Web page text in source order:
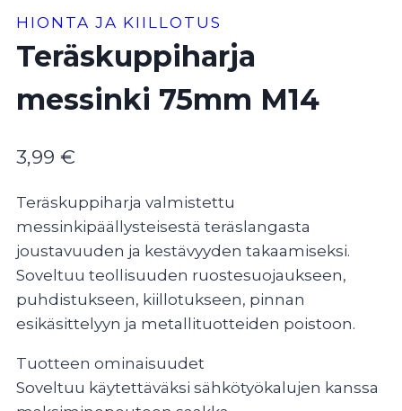
HIONTA JA KIILLOTUS
Teräskuppiharja
messinki 75mm M14
3,99 €
Teräskuppiharja valmistettu
messinkipäällysteisestä teräslangasta
joustavuuden ja kestävyyden takaamiseksi.
Soveltuu teollisuuden ruostesuojaukseen,
puhdistukseen, kiillotukseen, pinnan
esikäsittelyyn ja metallituotteiden poistoon.
Tuotteen ominaisuudet
Soveltuu käytettäväksi sähkötyökalujen kanssa